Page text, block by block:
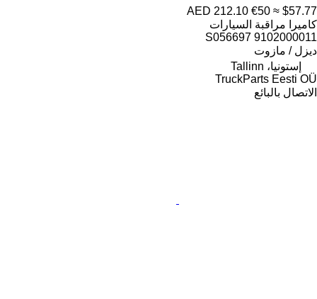
AED 212.10 €50 ≈ $57.77
كاميرا مراقبة السيارات
9102000011 S056697
ديزل / مازوت
إستونيا، Tallinn
TruckParts Eesti OÜ
الاتصال بالبائع